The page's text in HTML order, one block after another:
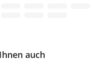
auch